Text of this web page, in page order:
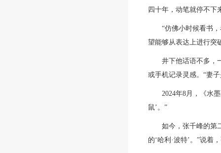
四十年，动笔就停不下
“仿佛小时候看书
望能够从表达上进行突
井下他话语不多，
或手机记录灵感。“妻
2024年8月，《水
鼠’。”
如今，张千峰的第
的‘哈利·波特’。”说着